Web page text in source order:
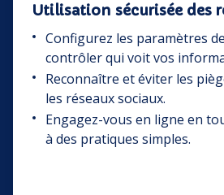
Utilisation sécurisée des
Configurez les paramètres
contrôler qui voit vos
Reconnaître et éviter les
les réseaux sociaux.
Engagez-vous en ligne en
à des pratiques simples.